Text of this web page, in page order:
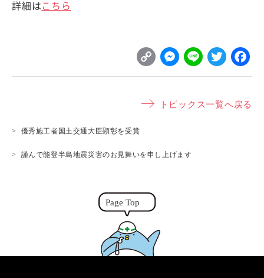
詳細はこちら
C
o
y
i
M
e
s
n
L
i
e
T
w
t
トピックス一覧へ戻る
優秀施工者国土交通大臣顕彰を受賞
謹んで能登半島地震災害のお見舞いを申し上げます